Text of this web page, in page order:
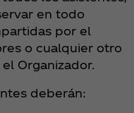
en todo
por el
o cualquier otro
Organizador.
deberán: